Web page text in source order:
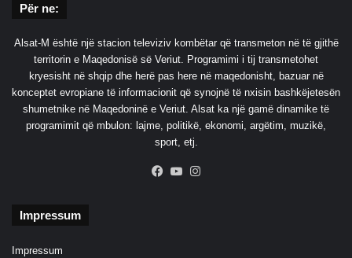
Për ne:
Alsat-M është një stacion televiziv kombëtar që transmeton në të gjithë
territorin e Maqedonisë së Veriut. Programimi i tij transmetohet
kryesisht në shqip dhe herë pas here në maqedonisht, bazuar në
konceptet evropiane të informacionit që synojnë të nxisin bashkëjetesën
shumetnike në Maqedoninë e Veriut. Alsat ka një gamë dinamike të
programimit që mbulon: lajme, politikë, ekonomi, argëtim, muzikë,
sport, etj.
Facebook
YouTube
Impressum
Impressum